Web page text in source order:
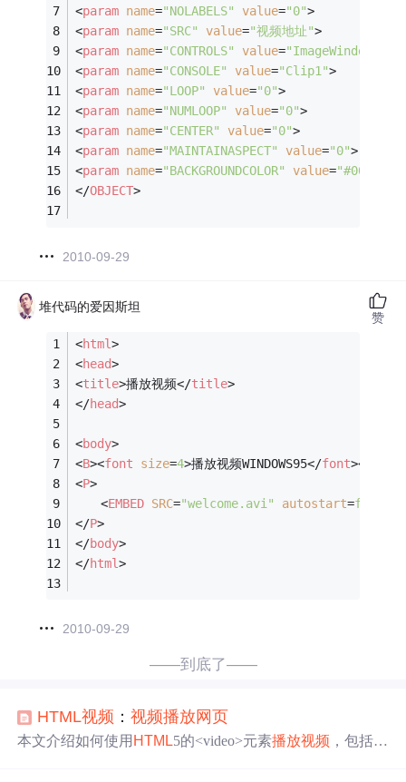
<param name="NOLABELS" value="0">
<param name="SRC" value="视频地址">
<param name="CONTROLS" value="ImageWindow"
<param name="CONSOLE" value="Clip1">
<param name="LOOP" value="0">
<param name="NUMLOOP" value="0">
<param name="CENTER" value="0">
<param name="MAINTAINASPECT" value="0">
<param name="BACKGROUNDCOLOR" value="#000000"
</OBJECT>
2010-09-29
堆代码的爱因斯坦
<html>
<head>
<title>播放视频</title>
</head>
<body>
<B><font size=4>播放视频WINDOWS95</font></
<P>
<EMBED SRC="welcome.avi" autostart=false
</P>
</body>
</html>
2010-09-29
赞
——到底了——
HTML视频 ：视频播放 网页
本文介绍如何使用 HTML5的<video>元素播放视频 ，包括设